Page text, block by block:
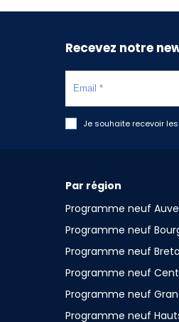
Recevez notre
Je souhaite recevoir
Par région
Programme neuf
Programme neuf
Programme neuf
Programme neuf
Programme neuf
Programme neuf